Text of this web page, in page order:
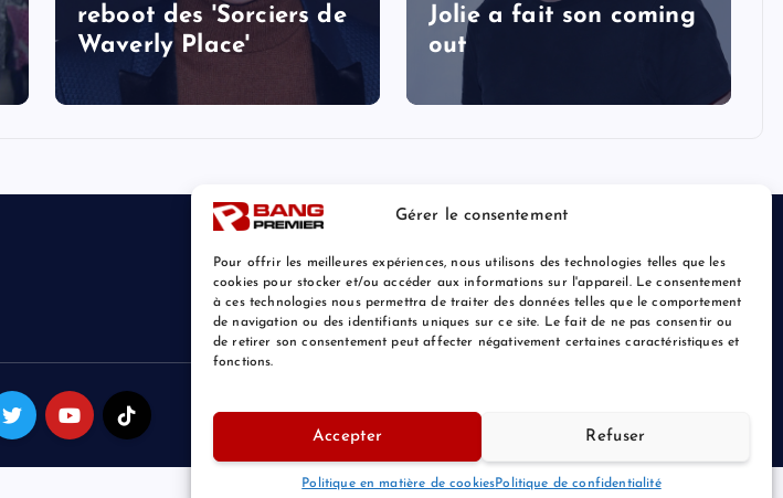
Gérer le consentement
Pour offrir les meilleures expériences, nous utilisons des technologies telles que les
cookies pour stocker et/ou accéder aux informations sur l'appareil. Le consentement
à ces technologies nous permettra de traiter des données telles que le comportement
de navigation ou des identifiants uniques sur ce site. Le fait de ne pas consentir ou
de retirer son consentement peut affecter négativement certaines caractéristiques et
fonctions.
Accepter Refuser
Politique en matière de cookiesPolitique de confidentialité
reboot des 'Sorciers de
Waverly Place'
Jolie a fait son coming
out